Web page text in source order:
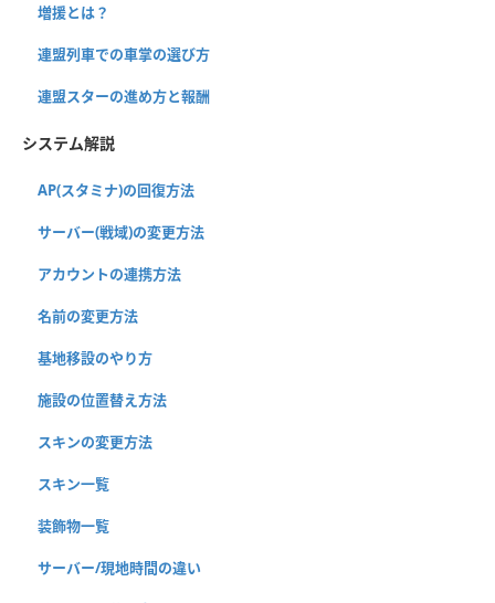
増援とは？
連盟列車での車掌の選び方
連盟スターの進め方と報酬
システム解説
AP(スタミナ)の回復方法
サーバー(戦域)の変更方法
アカウントの連携方法
名前の変更方法
基地移設のやり方
施設の位置替え方法
スキンの変更方法
スキン一覧
装飾物一覧
サーバー/現地時間の違い